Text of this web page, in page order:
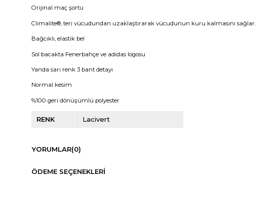
Orijinal maç şortu
Climalite®, teri vücudundan uzaklaştırarak vücudunun kuru kalmasını sağlar.
Bağcıklı, elastik bel
Sol bacakta Fenerbahçe ve adidas logosu
Yanda sarı renk 3 bant detayı
Normal kesim
%100 geri dönüşümlü polyester
RENK Lacivert
YORUMLAR(0)
ÖDEME SEÇENEKLERI